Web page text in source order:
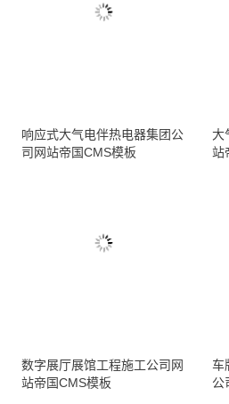
响应式大气电伴热电器集团公
司网站帝国CMS模板
大
站
数字展厅展馆工程施工公司网
站帝国CMS模板
车
公